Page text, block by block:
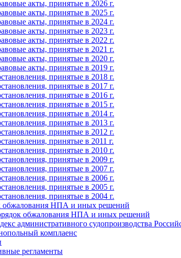
акты, принятые в 2026 г.
акты, принятые в 2025 г.
акты, принятые в 2024 г.
акты, принятые в 2023 г.
акты, принятые в 2022 г.
акты, принятые в 2021 г.
акты, принятые в 2020 г.
акты, принятые в 2019 г.
принятые в 2018 г.
принятые в 2017 г.
принятые в 2016 г.
принятые в 2015 г.
принятые в 2014 г.
принятые в 2013 г.
принятые в 2012 г.
принятые в 2011 г.
принятые в 2010 г.
принятые в 2009 г.
принятые в 2007 г.
принятые в 2006 г.
принятые в 2005 г.
принятые в 2004 г.
обжалования НПА и иных решений
обжалования НПА и иных решений
административного судопроизводства
комплаенс
регламенты